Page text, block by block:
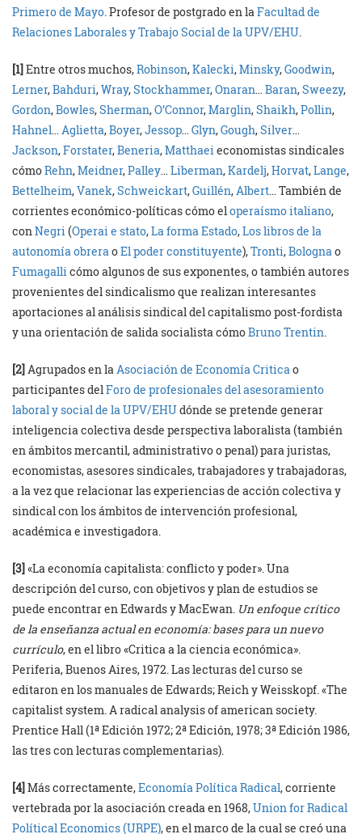
Primero de Mayo. Profesor de postgrado en laFacultad de
Relaciones Laborales y Trabajo Social de la UPV/EHU.
[1]Entre otros muchos,Robinson,Kalecki,Minsky,Goodwin,
Lerner,Bahduri,Wray,Stockhammer,Onaran… Baran,Sweezy,
Gordon,Bowles,Sherman,O’Connor,Marglin,Shaikh,Pollin,
Hahnel… Aglietta,Boyer,Jessop… Glyn,Gough,Silver…
Jackson,Forstater,Beneria,Matthaeieconomistas sindicales
cómoRehn,Meidner,Palley… Liberman,Kardelj,Horvat,Lange,
Bettelheim,Vanek,Schweickart,Guillén,Albert… También de
corrientes económico-políticas cómo eloperaísmo italiano,
conNegri(Operai e stato,La forma Estado,Los libros de la
autonomía obreraoEl poder constituyente),Tronti,Bolognao
Fumagallicómo algunos de sus exponentes, o también autores
provenientes del sindicalismo que realizan interesantes
aportaciones al análisis sindical del capitalismo post-fordista
y una orientación de salida socialista cómoBruno Trentin.
[2]Agrupados en laAsociación de Economía Criticao
participantes delForo de profesionales del asesoramiento
laboral y social de la UPV/EHUdónde se pretende generar
inteligencia colectiva desde perspectiva laboralista (también
en ámbitos mercantil, administrativo o penal) para juristas,
economistas, asesores sindicales, trabajadores y trabajadoras,
a la vez que relacionar las experiencias de acción colectiva y
sindical con los ámbitos de intervención profesional,
académica e investigadora.
[3]«La economía capitalista: conflicto y poder». Una
descripción del curso, con objetivos y plan de estudios se
puede encontrar en Edwards y MacEwan. Un enfoque crítico
de la enseñanza actual en economía: bases para un nuevo
currículo, en el libro «Critica a la ciencia económica».
Periferia, Buenos Aires, 1972. Las lecturas del curso se
editaron en los manuales de Edwards; Reich y Weisskopf. «The
capitalist system. A radical analysis of american society.
Prentice Hall (1ª Edición 1972; 2ª Edición, 1978; 3ª Edición 1986,
las tres con lecturas complementarias).
[4]Más correctamente,Economía Política Radical, corriente
vertebrada por la asociación creada en 1968,Union for Radical
Polítical Economics (URPE), en el marco de la cual se creó una